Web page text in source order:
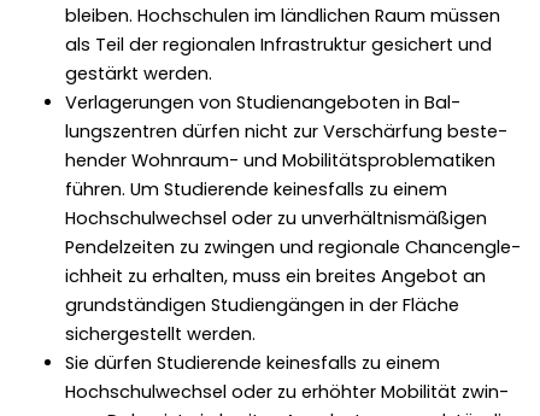
bleiben. Hochschulen im ländlichen Raum müssen
als Teil der regionalen Infra­struk­tur gesichert und
gestärkt wer­den.
Ver­lagerun­gen von Stu­di­en­ange­boten in Bal­
lungszen­tren dür­fen nicht zur Ver­schär­fung beste­
hen­der Wohn­raum- und Mobil­ität­sprob­lematiken
führen. Um Studierende keines­falls zu einem
Hochschul­wech­sel oder zu unver­hält­nis­mäßi­gen
Pen­delzeit­en zu zwin­gen und regionale Chan­cen­gle­
ich­heit zu erhal­ten, muss ein bre­ites Ange­bot an
grund­ständi­gen Stu­di­engän­gen in der Fläche
sichergestellt wer­den.
Sie dür­fen Studierende keines­falls zu einem
Hochschul­wech­sel oder zu erhöhter Mobil­ität zwin­